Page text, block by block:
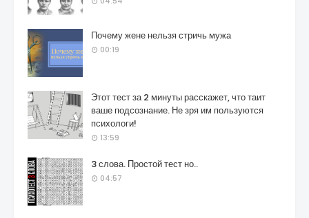
Почему жене нельзя стричь мужа
00:19
Этот тест за 2 минуты расскажет, что таит
ваше подсознание. Не зря им пользуются
психологи!
13:59
3 слова. Простой тест но..
04:57